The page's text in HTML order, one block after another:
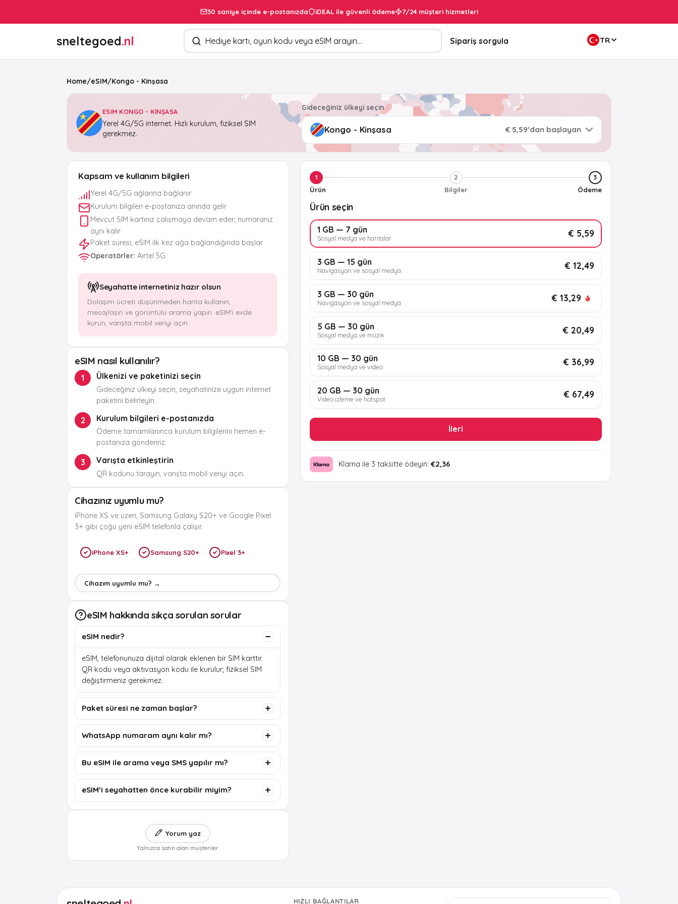
30 saniye içinde e-postanızda iDEAL ile güvenli ödeme 7/24 müşteri hizmetleri
sneltegoed.nl Ürün arayın
Sipariş sorgula TR
Home/eSIM/Kongo - Kinşasa
ESIM KONGO - KINŞASA
Yerel 4G/5G internet. Hızlı kurulum, fiziksel SIM
gerekmez.
Gideceğiniz ülkeyi seçin
€ 5,59’dan başlayan
Kapsam ve kullanım bilgileri
Yerel 4G/5G ağlarına bağlanır
Kurulum bilgileri e-postanıza anında gelir
Mevcut SIM kartınız çalışmaya devam eder; numaranız
aynı kalır
Paket süresi, eSIM ilk kez ağa bağlandığında başlar
Operatörler: Airtel 5G
Seyahatte internetiniz hazır olsun
Dolaşım ücreti düşünmeden harita kullanın,
mesajlaşın ve görüntülü arama yapın. eSIM’i evde
kurun, varışta mobil veriyi açın.
eSIM nasıl kullanılır?
1 Ülkenizi ve paketinizi seçin
Gideceğiniz ülkeyi seçin, seyahatinize uygun internet
paketini belirleyin.
2 Kurulum bilgileri e-postanızda
Ödeme tamamlanınca kurulum bilgilerini hemen e-
postanıza göndeririz.
3 Varışta etkinleştirin
QR kodunu tarayın, varışta mobil veriyi açın.
Cihazınız uyumlu mu?
iPhone XS ve üzeri, Samsung Galaxy S20+ ve Google Pixel
3+ gibi çoğu yeni eSIM telefonla çalışır.
iPhone XS+ Samsung S20+ Pixel 3+
Cihazım uyumlu mu? →
eSIM hakkında sıkça sorulan sorular
eSIM nedir?
eSIM, telefonunuza dijital olarak eklenen bir SIM karttır.
QR kodu veya aktivasyon kodu ile kurulur; fiziksel SIM
değiştirmeniz gerekmez.
Paket süresi ne zaman başlar?
WhatsApp numaram aynı kalır mı?
Bu eSIM ile arama veya SMS yapılır mı?
eSIM’i seyahatten önce kurabilir miyim?
Yorum yaz
Yalnızca satın alan müşteriler
1
Ürün
2
Bilgiler
3
Ödeme
Ürün seçin
1 GB — 7 gün
Sosyal medya ve haritalar € 5,59
3 GB — 15 gün
Navigasyon ve sosyal medya € 12,49
3 GB — 30 gün
Navigasyon ve sosyal medya € 13,29
5 GB — 30 gün
Sosyal medya ve müzik € 20,49
10 GB — 30 gün
Sosyal medya ve video € 36,99
20 GB — 30 gün
Video izleme ve hotspot € 67,49
İleri
Klarna ile 3 taksitte ödeyin: €2,36
HIZLI BAĞLANTILAR